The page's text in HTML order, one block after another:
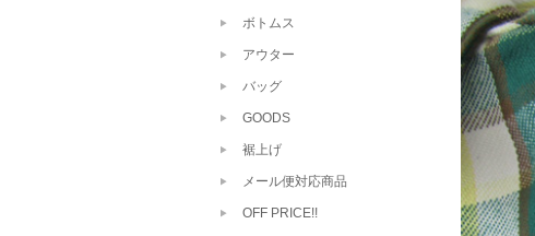
ボトムス
アウター
バッグ
GOODS
裾上げ
メール便対応商品
OFF PRICE!!